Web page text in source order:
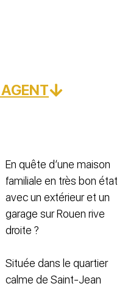
En quête d’une maison
familiale en très bon état
avec un extérieur et un
garage sur Rouen rive
droite ?
Située dans le quartier
calme de Saint-Jean